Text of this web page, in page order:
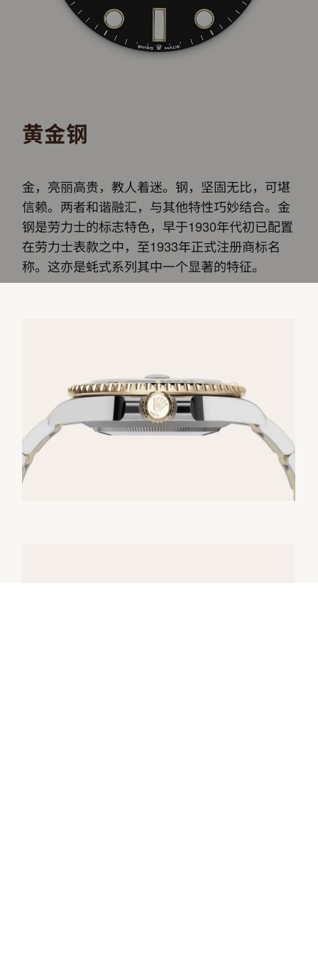
黄金钢
金，亮丽高贵，教人着迷。钢，坚固无比，可堪
信赖。两者和谐融汇，与其他特性巧妙结合。金
钢是劳力士的标志特色，早于1930年代初已配置
在劳力士表款之中，至1933年正式注册商标名
称。这亦是蚝式系列其中一个显著的特征。